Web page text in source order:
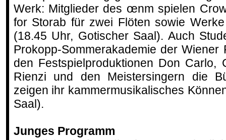
Werk: Mitglieder des œnm spielen
for Storab für zwei Flöten sowie
(18.45 Uhr, Gotischer Saal). Auch
Prokopp-Sommerakademie der Wiener
den Festspielproduktionen Don Carlo,
Rienzi und den Meistersingern die
zeigen ihr kammermusikalisches
Saal).
Junges Programm